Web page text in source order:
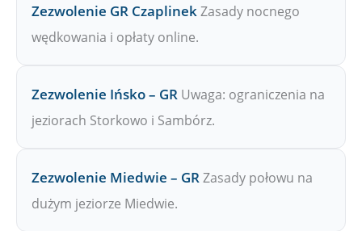
Zezwolenie GR CzaplinekZasady nocnego
wędkowania i opłaty online.
Zezwolenie Ińsko – GR Uwaga: ograniczenia na
jeziorach Storkowo i Sambórz.
Zezwolenie Miedwie – GRZasady połowu na
dużym jeziorze Miedwie.